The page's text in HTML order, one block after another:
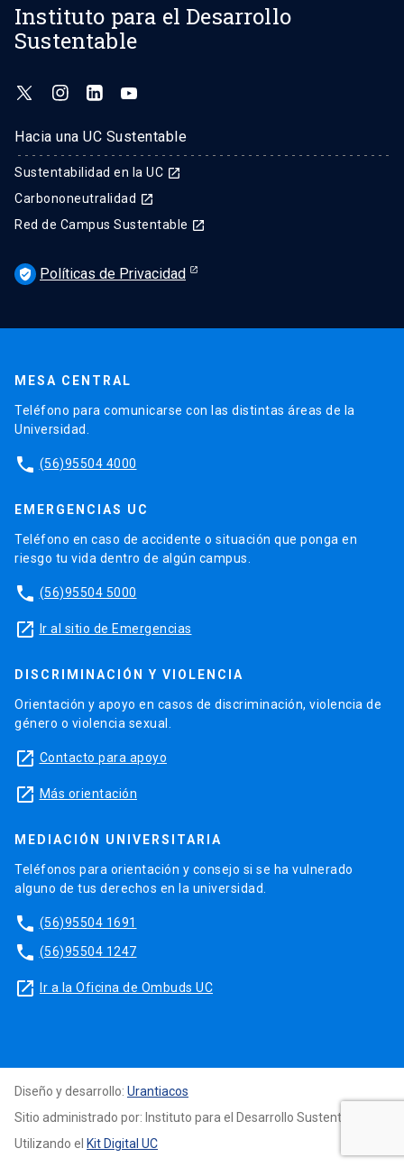
Instituto para el Desarrollo
Sustentable
Hacia una UC Sustentable
Sustentabilidad en la UC launch
Carbononeutralidad launch
Red de Campus Sustentable launch
verified_user Políticas de Privacidad
MESA CENTRAL
Teléfono para comunicarse con las distintas áreas de la
Universidad.
phone (56)95504 4000
EMERGENCIAS UC
Teléfono en caso de accidente o situación que ponga en
riesgo tu vida dentro de algún campus.
phone (56)95504 5000
launch Ir al sitio de Emergencias
DISCRIMINACIÓN Y VIOLENCIA
Orientación y apoyo en casos de discriminación, violencia de
género o violencia sexual.
launch Contacto para apoyo
launch Más orientación
MEDIACIÓN UNIVERSITARIA
Teléfonos para orientación y consejo si se ha vulnerado
alguno de tus derechos en la universidad.
phone (56)95504 1691
phone (56)95504 1247
launch Ir a la Oficina de Ombuds UC
Diseño y desarrollo: Urantiacos
Sitio administrado por: Instituto para el Desarrollo Sustentable
Utilizando el Kit Digital UC